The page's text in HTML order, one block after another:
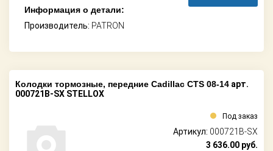
Информация о детали:
Производитель: PATRON
Колодки тормозные, передние Cadillac CTS 08-14 арт.
000721B-SX STELLOX
Под заказ
Артикул: 000721B-SX
3 636.00 руб.